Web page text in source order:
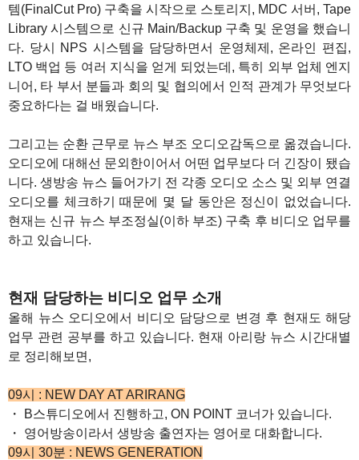
템(FinalCut Pro) 구축을 시작으로 스토리지, MDC 서버, Tape
Library 시스템으로 신규 Main/Backup 구축 및 운영을 했습니
다. 당시 NPS 시스템을 담당하면서 운영체제, 온라인 편집,
LTO 백업 등 여러 지식을 얻게 되었는데, 특히 외부 업체 엔지
니어, 타 부서 분들과 회의 및 협의에서 인적 관계가 무엇보다
중요하다는 걸 배웠습니다.
그리고는 순환 근무로 뉴스 부조 오디오감독으로 옮겼습니다.
오디오에 대해선 문외한이어서 어떤 업무보다 더 긴장이 됐습
니다. 생방송 뉴스 들어가기 전 각종 오디오 소스 및 외부 연결
오디오를 체크하기 때문에 몇 달 동안은 정신이 없었습니다.
현재는 신규 뉴스 부조정실(이하 부조) 구축 후 비디오 업무를
하고 있습니다.
현재 담당하는 비디오 업무 소개
올해 뉴스 오디오에서 비디오 담당으로 변경 후 현재도 해당
업무 관련 공부를 하고 있습니다. 현재 아리랑 뉴스 시간대별
로 정리해보면,
09시 : NEW DAY AT ARIRANG
・ B스튜디오에서 진행하고, ON POINT 코너가 있습니다.
・ 영어방송이라서 생방송 출연자는 영어로 대화합니다.
09시 30분 : NEWS GENERATION